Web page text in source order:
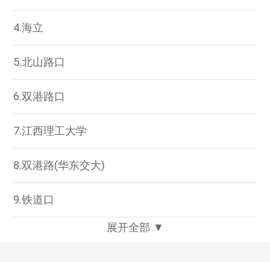
4.海立
5.北山路口
6.双港路口
7.江西理工大学
8.双港路(华东交大)
9.铁道口
展开全部 ▼